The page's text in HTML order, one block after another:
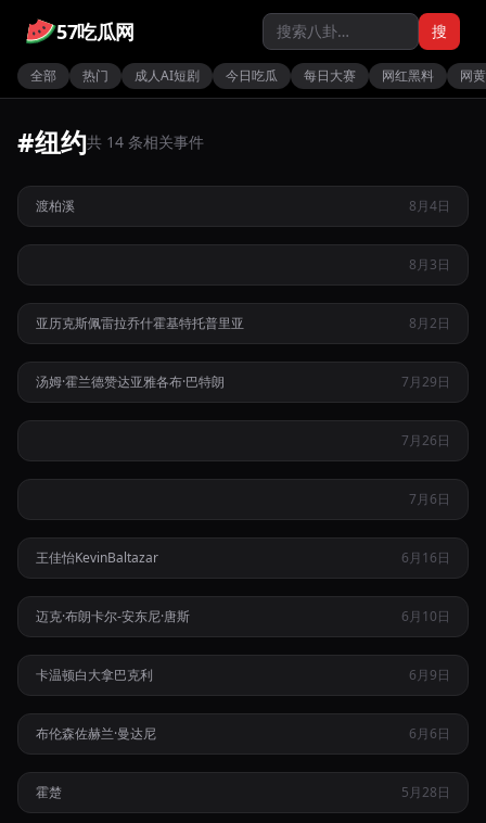
57吃瓜网 搜
全部 热门 成人AI短剧 今日吃瓜 每日大赛 网红黑料 网
#纽约共 14 条相关事件
热
网红渡柏溪伪造纽约贫民窟求生人设实则在亚裔男同圈下海接
客变现
渡柏溪 8月4日
纽约布朗克斯多米尼加大游行演变为街头混战警方连夜抓获十
六名持枪嫌疑人
8月3日
UFC双料冠军佩雷拉与不败新星霍基特因言语侮辱家人爆发荣
亚历克斯佩雷拉乔什霍基特托普里亚 8月2日
蜘蛛侠崭新之日内地抢先上映口碑炸裂并为复联五埋下伏笔
汤姆·霍兰德赞达亚雅各布·巴特朗 7月29日
纽约法拉盛男子遭开除后随机纵火烧死三岁女童及三名住户
7月26日
纽约情侣攀爬帝国大厦顶端完成高空求婚现场如好莱坞大片般
7月6日
热
纽约华裔名媛艺术家王佳怡十八岁拍片黑历史曝光引发身份崩
王佳怡KevinBaltazar 6月16日
尼克斯总决赛G3遭马刺逆转终结连胜主帅布朗怒斥裁判操纵比
赛
迈克·布朗卡尔-安东尼·唐斯 6月10日
热
马刺客场险胜尼克斯扳回一城特朗普将亲临总决赛G3现场助阵
卡温顿白大拿巴克利 6月9日
尼克斯大胜纽约全城狂欢布伦森率队重返总决赛市长下令取消
儿童就寝时间
布伦森佐赫兰·曼达尼 6月6日
纽约州长签署车险改革法案禁止以邮编学历定保费并设置利润
上限
霍楚 5月28日
顶流女星陈昊宇飞赴纽约私会新人演员男友并在酒店彻夜翻云
覆雨